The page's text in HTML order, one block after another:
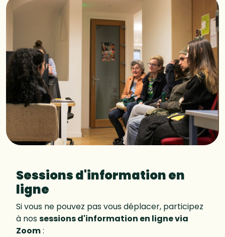
Sessions d'information en
ligne
Si vous ne pouvez pas vous déplacer, participez
à nossessions d'information en ligne via
Zoom: